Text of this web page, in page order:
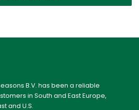
B.V. has been a reliable
in South and East Europe,
and U.S.